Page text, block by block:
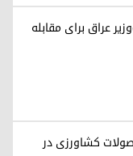
عراق برای مقابله
کشاورزی در